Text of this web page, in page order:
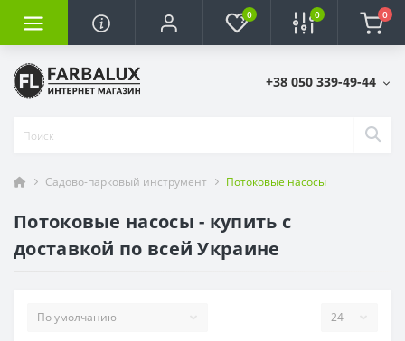
0 0 0
+38 050 339-49-44
Садово-парковый инструмент Потоковые насосы
Потоковые насосы - купить с
доставкой по всей Украине